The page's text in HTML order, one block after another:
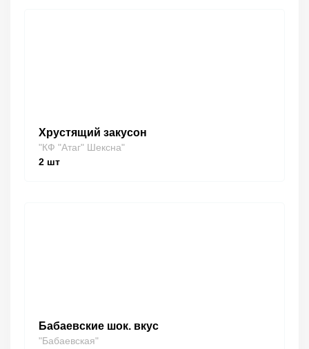
Хрустящий закусон
"КФ "Атаг" Шексна"
2 шт
Бабаевские шок. вкус
"Бабаевская"